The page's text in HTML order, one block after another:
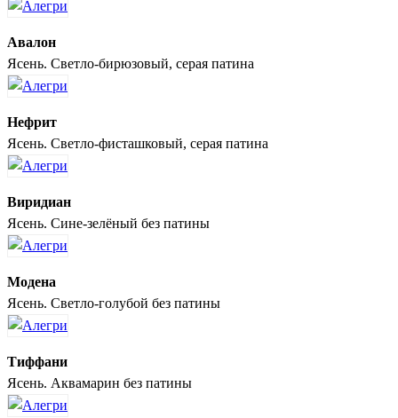
Авалон
Ясень. Светло-бирюзовый, серая патина
Нефрит
Ясень. Светло-фисташковый, серая патина
Виридиан
Ясень. Сине-зелёный без патины
Модена
Ясень. Светло-голубой без патины
Тиффани
Ясень. Аквамарин без патины